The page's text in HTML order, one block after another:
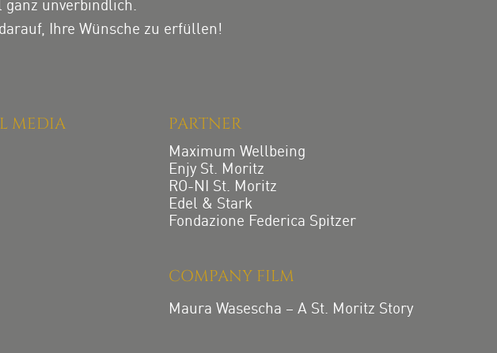
unverbindlich.
Ihre Wünsche zu erfüllen!
MEDIA PARTNER
Maximum Wellbeing
Enjy St. Moritz
RO-NI St. Moritz
Edel & Stark
Fondazione Federica Spitzer
COMPANY FILM
Maura Wasescha – A St. Moritz Story